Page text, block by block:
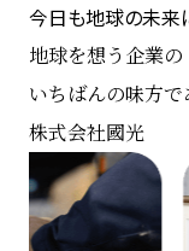
今日も地球の未来
地球を想う企業の
いちばんの味方で
株式会社國光